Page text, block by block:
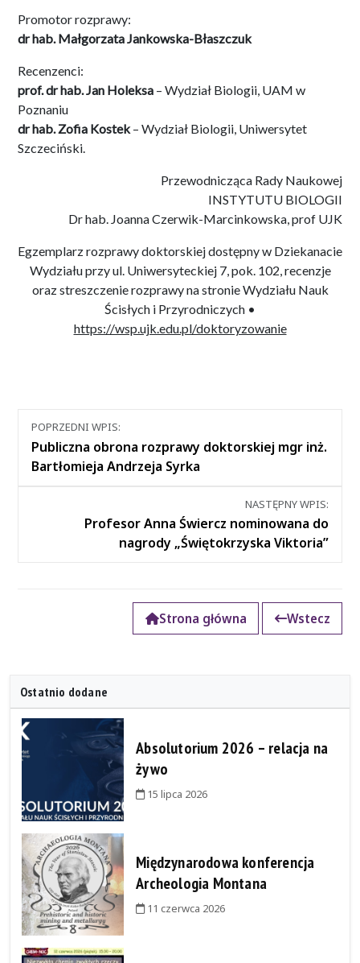
Promotor rozprawy:
dr hab. Małgorzata Jankowska-Błaszczuk
Recenzenci:
prof. dr hab. Jan Holeksa – Wydział Biologii, UAM w
Poznaniu
dr hab. Zofia Kostek– Wydział Biologii, Uniwersytet
Szczeciński.
Przewodnicząca Rady Naukowej
INSTYTUTU BIOLOGII
Dr hab. Joanna Czerwik-Marcinkowska, prof UJK
Egzemplarz rozprawy doktorskiej dostępny w Dziekanacie
Wydziału przy ul. Uniwersyteckiej 7, pok. 102, recenzje
oraz streszczenie rozprawy na stronie Wydziału Nauk
Ścisłych i Przyrodniczych •
https://wsp.ujk.edu.pl/doktoryzowanie
Nawigacja
między
wpisami
POPRZEDNI WPIS:
Publiczna obrona rozprawy doktorskiej mgr inż.
Bartłomieja Andrzeja Syrka
NASTĘPNY WPIS:
Profesor Anna Świercz nominowana do
nagrody „Świętokrzyska Viktoria”
Strona główna Wstecz
Ostatnio dodane
Absolutorium 2026 – relacja na
żywo
15 lipca 2026
Międzynarodowa konferencja
Archeologia Montana
11 czerwca 2026